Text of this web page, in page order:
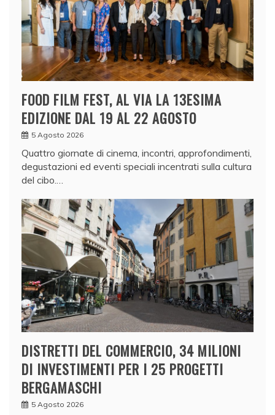
FOOD FILM FEST, AL VIA LA 13ESIMA
EDIZIONE DAL 19 AL 22 AGOSTO
5 Agosto 2026
Quattro giornate di cinema, incontri, approfondimenti,
degustazioni ed eventi speciali incentrati sulla cultura
del cibo.…
DISTRETTI DEL COMMERCIO, 34 MILIONI
DI INVESTIMENTI PER I 25 PROGETTI
BERGAMASCHI
5 Agosto 2026